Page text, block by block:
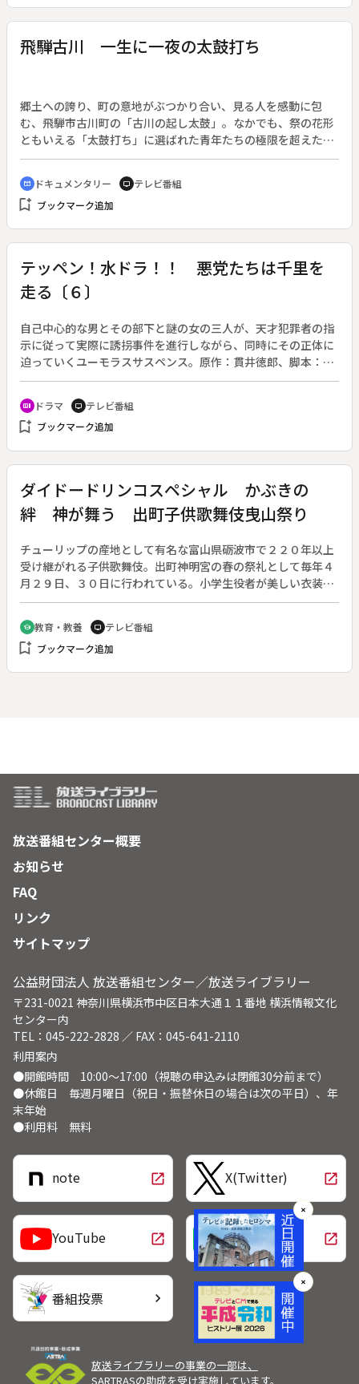
飛騨古川 一生に一夜の太鼓打ち
郷土への誇り、町の意地がぶつかり合い、見る人を感動に包
む、飛騨市古川町の「古川の起し太鼓」。なかでも、祭の花形
ともいえる「太鼓打ち」に選ばれた青年たちの極限を超えた
姿、面差し、眼は、言葉では言い表せないものを宿している。
その視線は何をとらえているのか。古川祭は町を上げて老若男
女全てが関わる。一夜の祭りに懸ける、飛騨古川の町、人々の
姿を通じて、日本人が忘れてはならない、人と人とのつなが
鉾、屋台行事」としてユネスコ無形文化遺産登録の機運が高ま
る中、改めて祭の神髄を伝える。
cinematic_blur ドキュメンタリー tv テレビ番組
bookmark_add ブックマーク追加
テッペン！水ドラ！！ 悪党たちは千里を
走る〔６〕
自己中心的な男とその部下と謎の女の三人が、天才犯罪者の指
示に従って実際に誘拐事件を進行しながら、同時にその正体に
迫っていくユーモラスサスペンス。原作：貫井徳郎、脚本：渡
邉真子。（２０１６年１月２０日～３月２３日放送、全１０
回）◆第６回。高杉（ムロツヨシ）の指示を受けて、亜也子
（紺野まひる）は巧（大西利空）の喘息を治める薬を持ってタ
クシーに乗った。タクシーは高杉が指定した病院に着いた。亜
郎）が回収する手はずなのだが肝心の薬が見当たらない。タク
シーを追跡していた警察も別に車を調べるが、薬は発見できな
かった。不可解な成り行きに、菜摘子（黒川芽以）は大胆な推
理を思いつく。時間は迫り、高杉らはいよいよ身代金受け渡し
recent_actors ドラマ tv テレビ番組
bookmark_add ブックマーク追加
ダイドードリンコスペシャル かぶきの
絆 神が舞う 出町子供歌舞伎曳山祭り
チューリップの産地として有名な富山県砺波市で２２０年以上
受け継がれる子供歌舞伎。出町神明宮の春の祭礼として毎年４
月２９日、３０日に行われている。小学生役者が美しい衣装を
着て、絢燗豪華な曳山の舞台で歌舞伎を演じる。歌舞伎の稽古
に励む７名の子どもたちに４ヶ月以上にわたって取材し、小学
生が慣れない歌舞伎の稽古に悪戦苦闘する姿や、子どもたちを
サポートする親や地域の人々の祭りにかける思いに迫る。ま
school 教育・教養 tv テレビ番組
bookmark_add ブックマーク追加
放送番組センター概要
お知らせ
FAQ
リンク
サイトマップ
公益財団法人 放送番組センター／放送ライブラリー
〒231-0021 神奈川県横浜市中区日本大通１１番地 横浜情報文化
センター内
TEL：045-222-2828 ／ FAX：045-641-2110
利用案内
●開館時間 10:00～17:00（視聴の申込みは閉館30分前まで）
●休館日 毎週月曜日（祝日・振替休日の場合は次の平日）、年
末年始
●利用料 無料
note open_in_new X(Twitter) open_in_new
YouTube open_in_new LINE open_in_new
番組投票 chevron_right
放送ライブラリーの事業の一部は、
SARTRASの助成を受け実施しています。
✕
✕